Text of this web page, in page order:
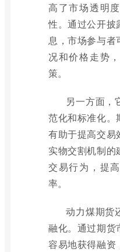
高了市场透明
性。通过公开披
息，市场参与者
况和价格走势
策。
另一方面，
范化和标准化。
有助于提高交易
实物交割机制
交易行为，提
率。
动力煤期货
融化。通过期货
容易地获得融资